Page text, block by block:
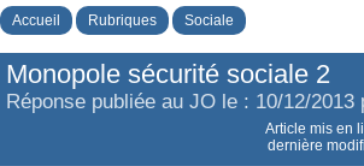
Accueil Rubriques Sociale
Monopole sécurité sociale 2
Réponse publiée au JO le : 10/12/2013
Article mis en
dernière